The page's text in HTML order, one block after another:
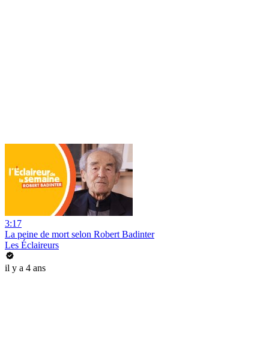
3:17
La peine de mort selon Robert Badinter
Les Éclaireurs
il y a 4 ans